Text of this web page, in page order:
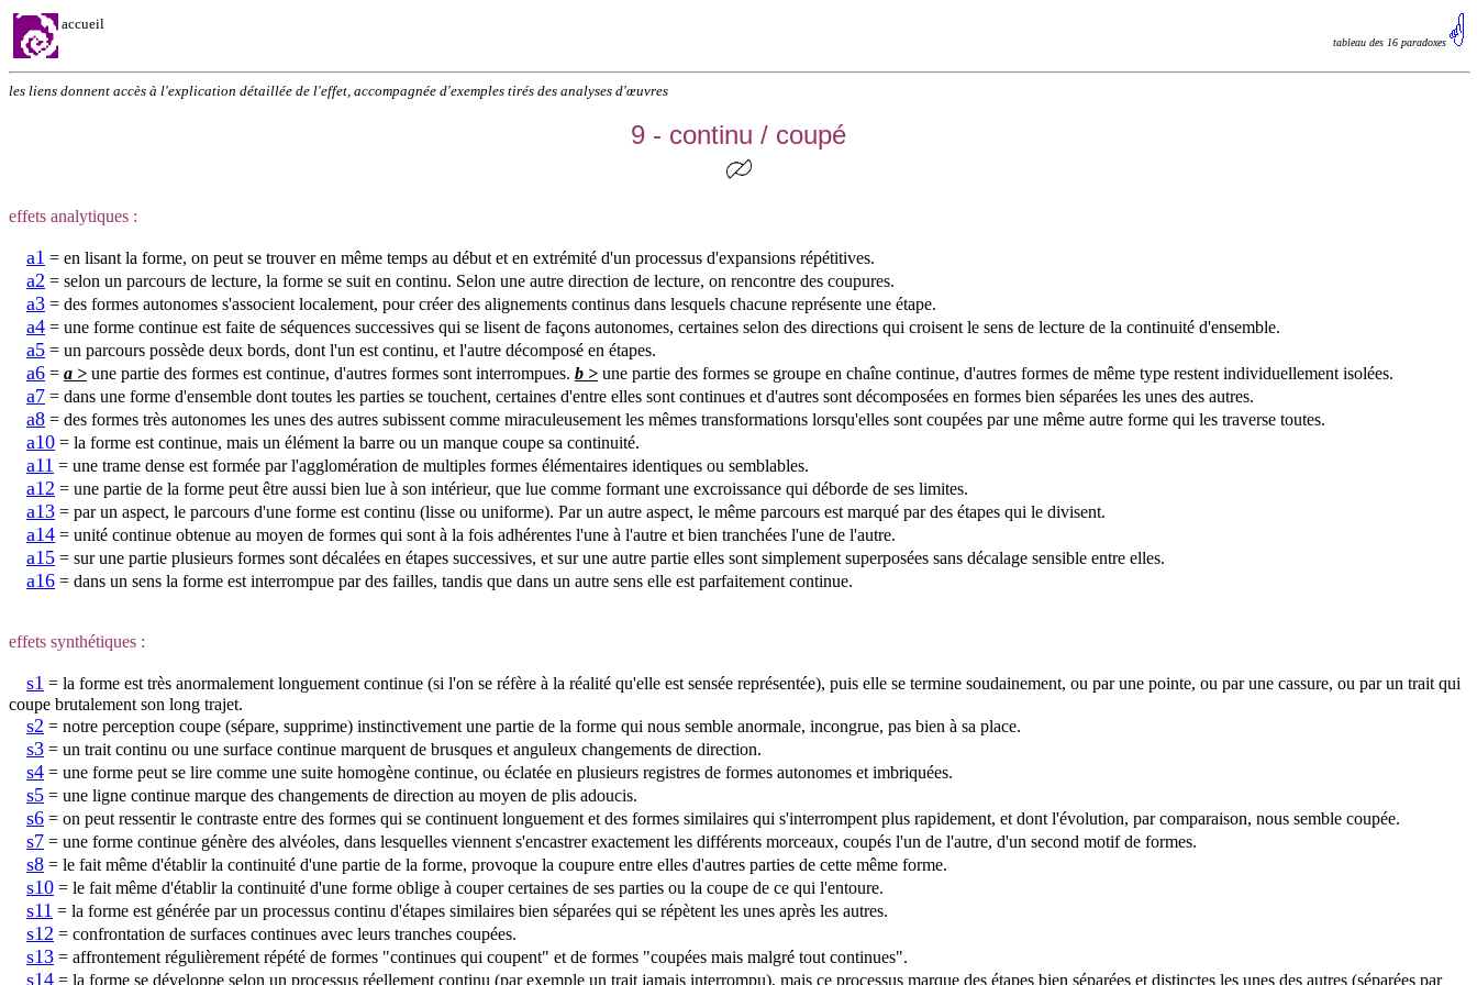
accueil
tableau des 16 paradoxes
les liens donnent accès à l'explication détaillée de l'effet, accompagnée d'exemples tirés des analyses d'œuvres
9 - continu / coupé
effets analytiques :
a1 = en lisant la forme, on peut se trouver en même temps au début et en extrémité d'un processus d'expansions répétitives.
a2 = selon un parcours de lecture, la forme se suit en continu. Selon une autre direction de lecture, on rencontre des coupures.
a3 = des formes autonomes s'associent localement, pour créer des alignements continus dans lesquels chacune représente une étape.
a4 = une forme continue est faite de séquences successives qui se lisent de façons autonomes, certaines selon des directions qui croisent le sens de lecture de la continuité d'ensemble.
a5 = un parcours possède deux bords, dont l'un est continu, et l'autre décomposé en étapes.
a6 = a > une partie des formes est continue, d'autres formes sont interrompues. b > une partie des formes se groupe en chaîne continue, d'autres formes de même type restent individuellement isolées.
a7 = dans une forme d'ensemble dont toutes les parties se touchent, certaines d'entre elles sont continues et d'autres sont décomposées en formes bien séparées les unes des autres.
a8 = des formes très autonomes les unes des autres subissent comme miraculeusement les mêmes transformations lorsqu'elles sont coupées par une même autre forme qui les traverse toutes.
a10 = la forme est continue, mais un élément la barre ou un manque coupe sa continuité.
a11 = une trame dense est formée par l'agglomération de multiples formes élémentaires identiques ou semblables.
a12 = une partie de la forme peut être aussi bien lue à son intérieur, que lue comme formant une excroissance qui déborde de ses limites.
a13 = par un aspect, le parcours d'une forme est continu (lisse ou uniforme). Par un autre aspect, le même parcours est marqué par des étapes qui le divisent.
a14 = unité continue obtenue au moyen de formes qui sont à la fois adhérentes l'une à l'autre et bien tranchées l'une de l'autre.
a15 = sur une partie plusieurs formes sont décalées en étapes successives, et sur une autre partie elles sont simplement superposées sans décalage sensible entre elles.
a16 = dans un sens la forme est interrompue par des failles, tandis que dans un autre sens elle est parfaitement continue.
effets synthétiques :
s1 = la forme est très anormalement longuement continue (si l'on se réfère à la réalité qu'elle est sensée représentée), puis elle se termine soudainement, ou par une pointe, ou par une cassure, ou par un trait qui
coupe brutalement son long trajet.
s2 = notre perception coupe (sépare, supprime) instinctivement une partie de la forme qui nous semble anormale, incongrue, pas bien à sa place.
s3 = un trait continu ou une surface continue marquent de brusques et anguleux changements de direction.
s4 = une forme peut se lire comme une suite homogène continue, ou éclatée en plusieurs registres de formes autonomes et imbriquées.
s5 = une ligne continue marque des changements de direction au moyen de plis adoucis.
s6 = on peut ressentir le contraste entre des formes qui se continuent longuement et des formes similaires qui s'interrompent plus rapidement, et dont l'évolution, par comparaison, nous semble coupée.
s7 = une forme continue génère des alvéoles, dans lesquelles viennent s'encastrer exactement les différents morceaux, coupés l'un de l'autre, d'un second motif de formes.
s8 = le fait même d'établir la continuité d'une partie de la forme, provoque la coupure entre elles d'autres parties de cette même forme.
s10 = le fait même d'établir la continuité d'une forme oblige à couper certaines de ses parties ou la coupe de ce qui l'entoure.
s11 = la forme est générée par un processus continu d'étapes similaires bien séparées qui se répètent les unes après les autres.
s12 = confrontation de surfaces continues avec leurs tranches coupées.
s13 = affrontement régulièrement répété de formes "continues qui coupent" et de formes "coupées mais malgré tout continues".
s14 = la forme se développe selon un processus réellement continu (par exemple un trait jamais interrompu), mais ce processus marque des étapes bien séparées et distinctes les unes des autres (séparées par